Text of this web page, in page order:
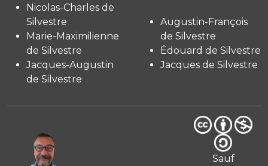
Nicolas-Charles de
Silvestre
Marie-Maximilienne
de Silvestre
Jacques-Augustin
de Silvestre
Augustin-François
de Silvestre
Édouard de Silvestre
Jacques de Silvestre
Sauf